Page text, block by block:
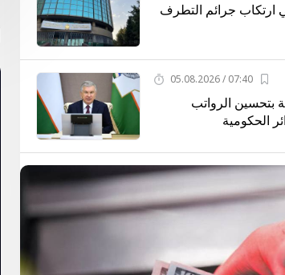
الإصلاحات الدستورية
جرائم التطرف
07:40 / 05.08.2026
بتحسين الرواتب
الحكومية